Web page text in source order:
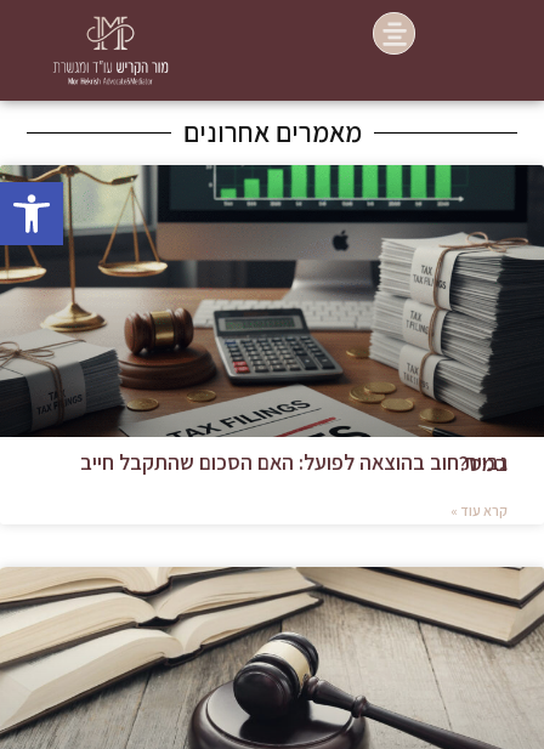
פתח
מאמרים אחרונים
גביית חוב בהוצאה לפועל: האם הסכום שהתקבל חייב במס?
קרא עוד »